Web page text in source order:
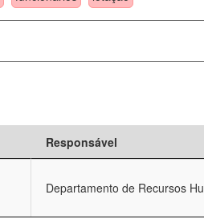
Responsável
Departamento de Recursos